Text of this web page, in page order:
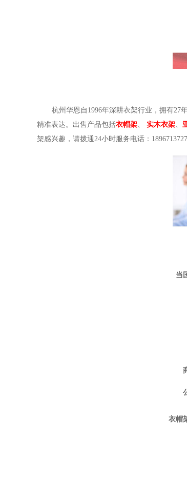
杭州华恩自1996年深耕衣架行业，拥有27
精准表达。出售产品包括衣帽架、 实木衣架、
架感兴趣，请拨通24小时服务电话：
当
衣帽